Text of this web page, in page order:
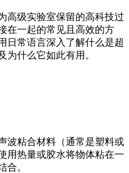
高级实验室保留的高科技过
在一起的常见且高效的方
日常语言深入了解什么是超
为什么它如此有用。
粘合材料（通常是塑料或
用热量或胶水将物体粘在一
合。